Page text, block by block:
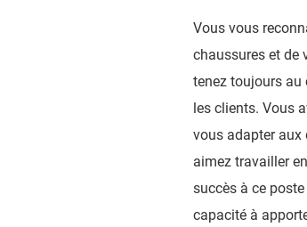
Vous vous
chaussures et de
tenez toujours au
les clients. Vous
vous adapter aux
aimez travailler
succès à ce
capacité à